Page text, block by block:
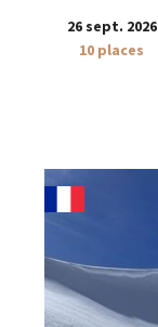
26 sept. 2026
10 places